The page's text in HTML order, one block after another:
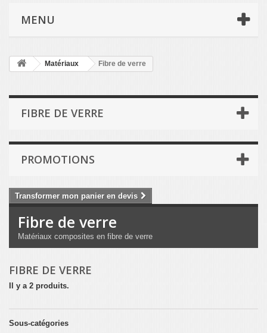
MENU
Matériaux Fibre de verre
FIBRE DE VERRE
PROMOTIONS
Transformer mon panier en devis
Fibre de verre
Matériaux composites en fibre de verre
FIBRE DE VERRE
Il y a 2 produits.
Sous-catégories